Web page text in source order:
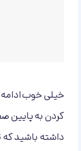
خیلی خوب
کردن به پایین
داشته باشید